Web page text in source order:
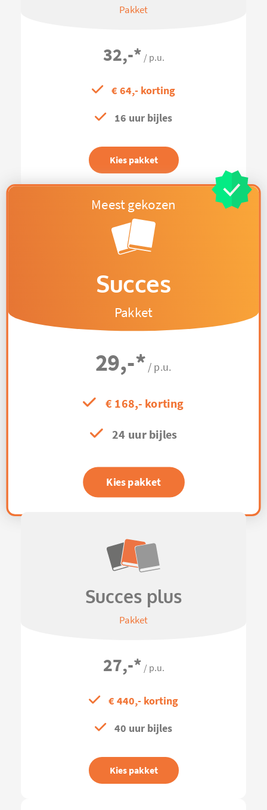
Pakket
32,-* / p.u.
€ 64,- korting
16 uur bijles
Kies pakket
Succes
Pakket
29,-* / p.u.
€ 168,- korting
24 uur bijles
Kies pakket
Succes plus
Pakket
27,-* / p.u.
€ 440,- korting
40 uur bijles
Kies pakket